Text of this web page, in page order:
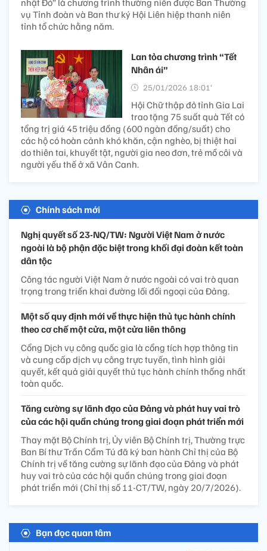
nhật Đỏ” là chương trình thường niên được Ban Thường
vụ Tỉnh đoàn và Ban thư ký Hội Liên hiệp thanh niên
tỉnh tổ chức hằng năm.
Lan tỏa chương trình “Tết
Nhân ái”
25/01/2026 18:01’
Hội Chữ thập đỏ tỉnh Gia Lai
trao tặng 75 suất quà Tết có
tổng trị giá 45 triệu đồng (600 ngàn đồng/suất) cho
các hộ có hoàn cảnh khó khăn, cận nghèo, bị thiệt hai
do thiên tai, khuyết tật, người gia neo đơn, trẻ mồ côi và
người yếu thế ở xã Vân Canh.
Chính sách mới
Nghị quyết số 23-NQ/TW: Người Việt Nam ở nước
ngoài là bộ phận đặc biệt trong khối đại đoàn kết toàn
dân tộc
Công tác người Việt Nam ở nước ngoài có vai trò quan
trọng trong triển khai đường lối đối ngoại của Đảng.
Một số quy định mới về thực hiện thủ tục hành chính
theo cơ chế một cửa, một cửa liên thông
Cổng Dịch vụ công quốc gia là cổng tích hợp thông tin
và cung cấp dịch vụ công trực tuyến, tình hình giải
quyết, kết quả giải quyết thủ tục hành chính thống nhất
toàn quốc.
Tăng cường sự lãnh đạo của Đảng và phát huy vai trò
của các hội quần chúng trong giai đoạn phát triển mới
Thay mặt Bộ Chính trị, Ủy viên Bộ Chính trị, Thường trực
Ban Bí thư Trần Cẩm Tú đã ký ban hành Chỉ thị của Bộ
Chính trị về tăng cường sự lãnh đạo của Đảng và phát
huy vai trò của các hội quần chúng trong giai đoạn
phát triển mới (Chỉ thị số 11-CT/TW, ngày 20/7/2026).
Bạn đọc quan tâm